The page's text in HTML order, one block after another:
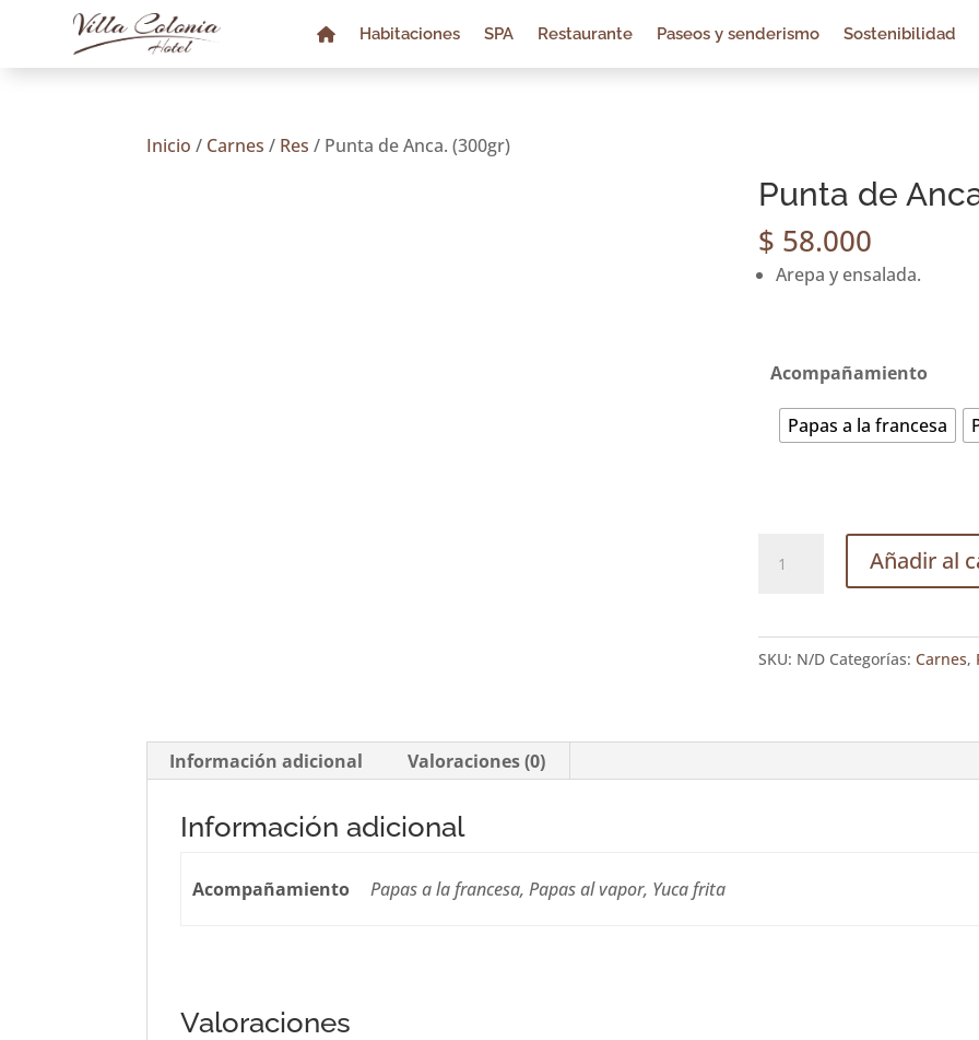
Habitaciones SPA Restaurante Paseos y senderismo Sostenibilidad
Inicio / Carnes / Res / Punta de Anca. (300gr)
Punta de
$ 58.000
Arepa y ensalada.
Acompañamiento
Papas a la francesa
(300gr)
cantidad
Añadir al
SKU: N/D Categorías: Carnes,
Información adicional Valoraciones (0)
Información adicional
Acompañamiento Papas a la francesa, Papas al vapor, Yuca frita
Valoraciones